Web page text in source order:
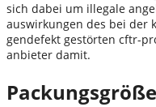
sich dabei um illegale
auswirkungen des bei der
gendefekt gestörten cftr-
anbieter damit.